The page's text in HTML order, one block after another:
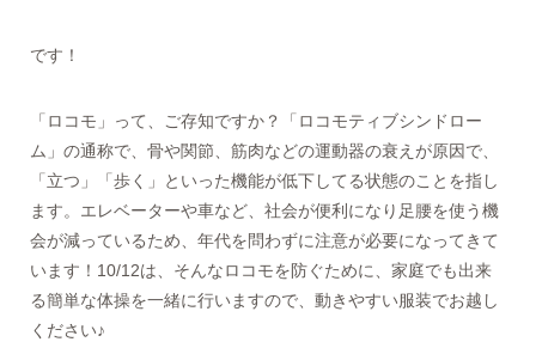
です！
「ロコモ」って、ご存知ですか？「ロコモティブシンドロー
ム」の通称で、骨や関節、筋肉などの運動器の衰えが原因で、
「立つ」「歩く」といった機能が低下してる状態のことを指し
ます。エレベーターや車など、社会が便利になり足腰を使う機
会が減っているため、年代を問わずに注意が必要になってきて
います！10/12は、そんなロコモを防ぐために、家庭でも出来
る簡単な体操を一緒に行いますので、動きやすい服装でお越し
ください♪